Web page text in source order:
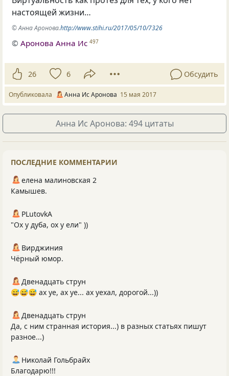
настоящей жизни…
© Анна Аронова.http://www.stihi.ru/2017/05/10/7326
©Аронова Анна Ис 497
26 6 Обсудить
Опубликовала Анна Ис Аронова 15 мая 2017
Анна Ис Аронова: 494 цитаты
ПОСЛЕДНИЕ КОММЕНТАРИИ
елена малиновская 2
Камышев.
PLutоvkА
"Ох у дуба, ох у ели" ))
Вирджиния
Чёрный юмор.
Двенадцать струн
😅😅😅 ах уе, ах уе... ах уехал, дорогой...))
Двенадцать струн
Да, с ним странная история...) в разных статьях пишут
разное...)
Николай Гольбрайх
Благодарю!!!